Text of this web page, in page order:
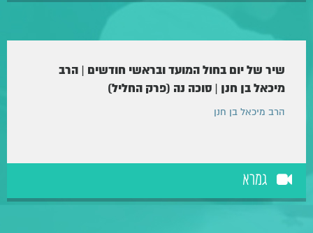
שיר של יום בחול המועד ובראשי חודשים | הרב
מיכאל בן חנן | סוכה נה (פרק החליל)
הרב מיכאל בן חנן
גמרא